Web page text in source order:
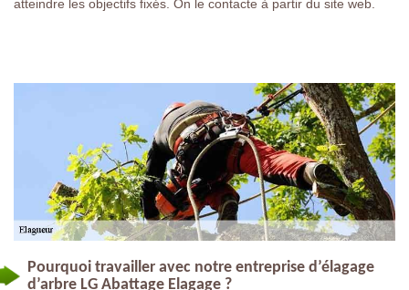
atteindre les objectifs fixés. On le contacte à partir du site web.
Pourquoi travailler avec notre entreprise d’élagage
d’arbre LG Abattage Elagage ?